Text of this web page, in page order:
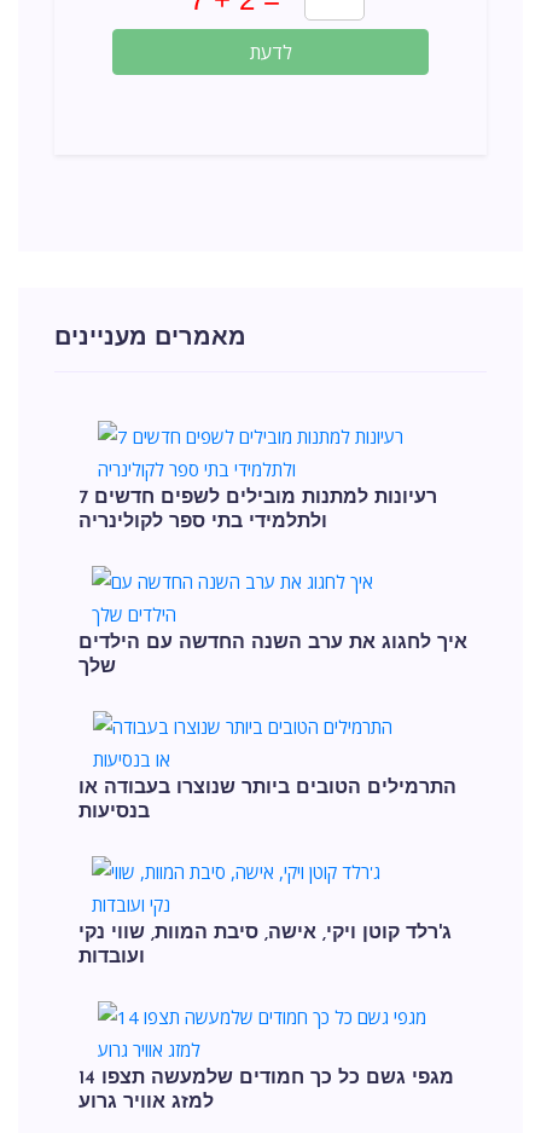
לדעת
מאמרים מעניינים
7 רעיונות למתנות מובילים לשפים חדשים
ולתלמידי בתי ספר לקולינריה
איך לחגוג את ערב השנה החדשה עם הילדים
שלך
התרמילים הטובים ביותר שנוצרו בעבודה או
בנסיעות
ג'רלד קוטן ויקי, אישה, סיבת המוות, שווי נקי
ועובדות
14 מגפי גשם כל כך חמודים שלמעשה תצפו
למזג אוויר גרוע